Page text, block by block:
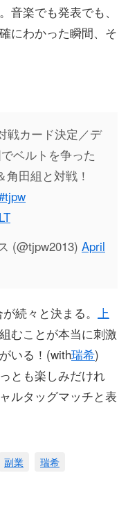
音楽でも発表でも、
にわかった瞬間、そ
戦カード決定／デ
ベルトを争った
田組と対戦！
(@tjpw2013) April
続々と決まる。 上
むことが本当に刺激
がいる！(with瑞希)
とも楽しみだけれ
ルタッグマッチと表
副業
瑞希